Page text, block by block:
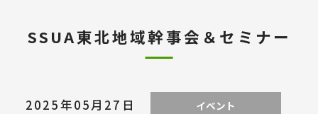
SSUA東北地域幹事会＆セミナー
2025年05月27日 イベント